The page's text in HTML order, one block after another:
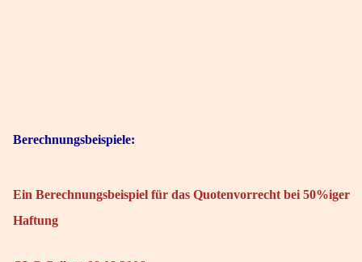
Berechnungsbeispiele:
Ein Berechnungsbeispiel für das Quotenvorrecht bei 50%iger
Haftung